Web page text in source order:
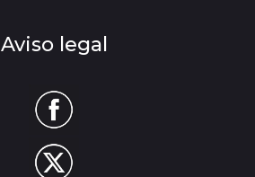
Aviso legal